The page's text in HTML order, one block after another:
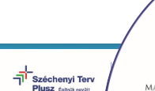
Copyright © 2026